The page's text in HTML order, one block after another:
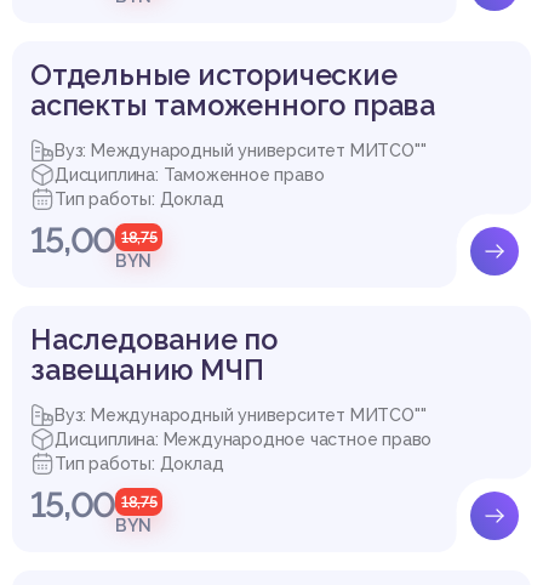
Отдельные исторические
аспекты таможенного права
Вуз: Международный университет МИТСО""
Дисциплина: Таможенное право
Тип работы: Доклад
15,00 18,75
BYN
Наследование по
завещанию МЧП
Вуз: Международный университет МИТСО""
Дисциплина: Международное частное право
Тип работы: Доклад
15,00 18,75
BYN